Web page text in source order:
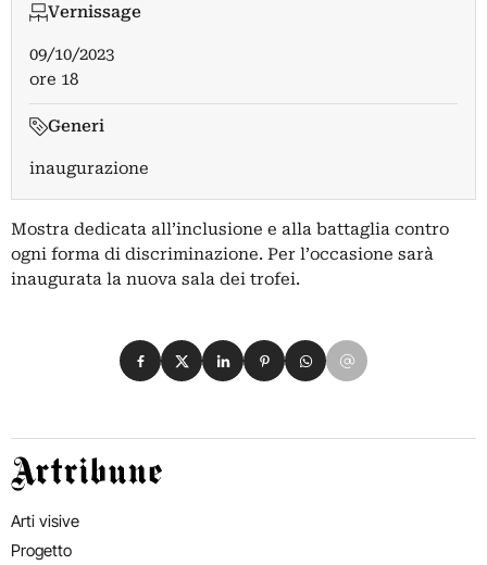
Vernissage
09/10/2023
ore 18
Generi
inaugurazione
Mostra dedicata all’inclusione e alla battaglia contro
ogni forma di discriminazione. Per l’occasione sarà
inaugurata la nuova sala dei trofei.
Condividi su Facebook
Condividi su X
Condividi su LinkedIn
Condividi su Pinterest
Condividi su WhatsApp
Condividi su Email
Artribune
Arti visive
Progetto